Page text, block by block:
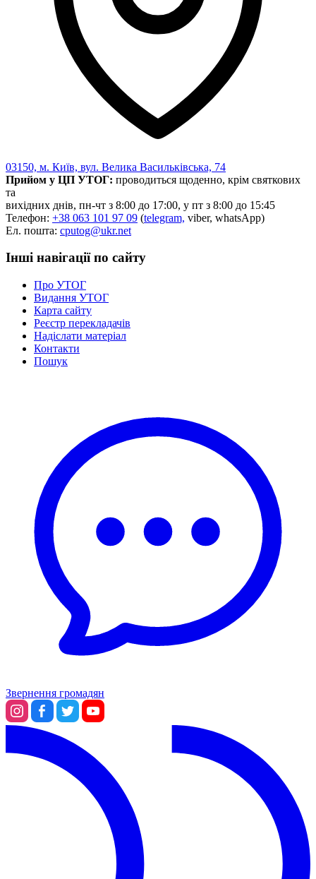
03150, м. Київ, вул. Велика Васильківська, 74
Прийом у ЦП УТОГ: проводиться щоденно, крім святкових
та
вихідних днів, пн-чт з 8:00 до 17:00, у пт з 8:00 до 15:45
Телефон: +38 063 101 97 09 (telegram, viber, whatsApp)
Ел. пошта: cputog@ukr.net
Інші навігації по сайту
Про УТОГ
Видання УТОГ
Карта сайту
Реєстр перекладачів
Надіслати матеріал
Контакти
Пошук
Звернення громадян